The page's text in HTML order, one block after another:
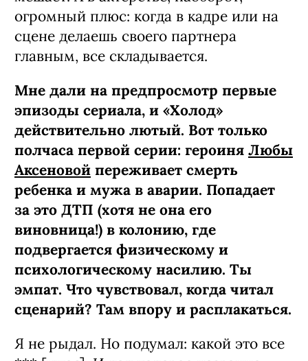
Хотя сначала так и не скажешь — в
«Холоде» ты просто оборотень!
Добрый, обаятельный, галантный
криптоинвестор Антон, с которым мы
знакомимся в третьей серии, по ходу
сюжета превращается в чудовище. Под
горячую руку Цапкова попадает его
жена Яна: он ее избивает, а она каждый
раз прощает и верит, что это в
последний раз. Но Антон не
останавливается. Спойлерить не буду,
но обещаю — он поплатится за
содеянное.
Внезапный вопрос. А Влад Ценёв —
эмпат?
Даже слишком. Могу расплакаться из-